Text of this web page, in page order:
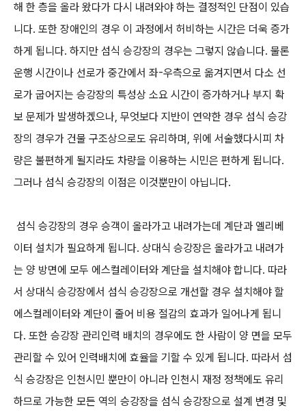
해 한 층을 올라 왔다가 다시 내려와야 하는 결정적인 단점이 있습
니다. 또한 장애인의 경우 이 과정에서 허비하는 시간은 더욱 증가
하게 됩니다. 하지만 섬식 승강장의 경우는 그렇지 않습니다. 물론
운행 시간이나 선로가 중간에서 좌-우측으로 옮겨지면서 다소 선
로가 굽어지는 승강장의 특성상 소요 시간이 증가하거나 부지 확
보 문제가 발생하겠으나, 무엇보다 지반이 연약한 경우 섬식 승강
장의 경우가 건물 구조상으로도 유리하며, 위에 서술했다시피 차
량은 불편하게 될지라도 차량을 이용하는 시민은 편하게 됩니다.
그러나 섬식 승강장의 이점은 이것뿐만이 아닙니다.
섬식 승강장의 경우 승객이 올라가고 내려가는데 계단과 엘리베
이터 설치가 필요하게 됩니다. 상대식 승강장은 올라가고 내려가
는 양 방면에 모두 에스컬레이터와 계단을 설치해야 합니다. 따라
서 상대식 승강장에서 섬식 승강장으로 개선할 경우 설치해야 할
에스컬레이터와 계단이 줄어 비용 절감의 효과가 일어나게 됩니
다. 또한 승강장 관리인력 배치의 경우에도 한 사람이 양 면을 모두
관리할 수 있어 인력배치에 효율을 기할 수 있게 됩니다. 따라서 섬
식 승강장은 인천시민 뿐만이 아니라 인천시 재정 정책에도 유리
하므로 가능한 모든 역의 승강장을 섬식 승강장으로 설계 변경 및